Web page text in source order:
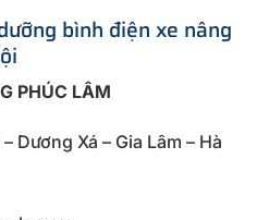
bình điện xe nâng
PHÚC LÂM
Dương Xá – Gia Lâm – Hà